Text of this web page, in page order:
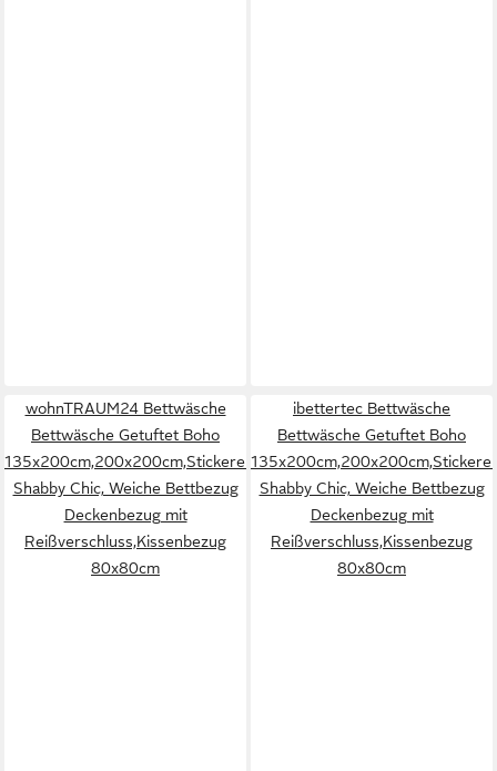
wohnTRAUM24 Bettwäsche
Bettwäsche Getuftet Boho
135x200cm,200x200cm,Stickerei
Shabby Chic, Weiche Bettbezug
Deckenbezug mit
Reißverschluss,Kissenbezug
80x80cm
ibettertec Bettwäsche
Bettwäsche Getuftet Boho
135x200cm,200x200cm,Stickerei
Shabby Chic, Weiche Bettbezug
Deckenbezug mit
Reißverschluss,Kissenbezug
80x80cm